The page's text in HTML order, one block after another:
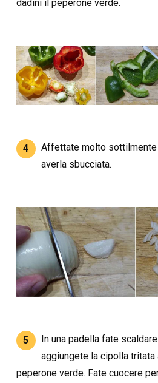
dadini il peperone verde.
4
Affettate molto
averla sbucciata.
5
In una padella fate scaldare
aggiungete la cipolla
peperone verde. Fate cuocere